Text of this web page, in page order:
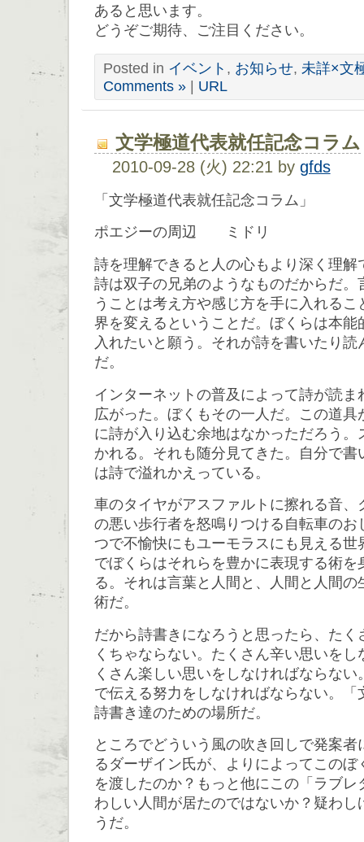
あると思います。
どうぞご期待、ご注目ください。
Posted in イベント , お知らせ, 未詳×文
Comments »
URL
文学極道代表就任記念コラム
2010-09-28 (火) 22:21 by gfds
「文学極道代表就任記念コラム」
ポエジーの周辺 ミドリ
詩を理解できると人の心もより深く理解
詩は双子の兄弟のようなものだからだ。
うことは考え方や感じ方を手に入れる
界を変えるということだ。ぼくらは本能
入れたいと願う。それが詩を書いたり
だ。
インターネットの普及によって詩が読
広がった。ぼくもその一人だ。この道
に詩が入り込む余地はなかっただろう。
かれる。それも随分見てきた。自分で書
は詩で溢れかえっている。
車のタイヤがアスファルトに擦れる音、
の悪い歩行者を怒鳴りつける自転車のお
つで不愉快にもユーモラスにも見える世
でぼくらはそれらを豊かに表現する術を
る。それは言葉と人間と、人間と人間
術だ。
だから詩書きになろうと思ったら、たく
くちゃならない。たくさん辛い思いを
くさん楽しい思いをしなければならな
で伝える努力をしなければならない。「
詩書き達のための場所だ。
ところでどういう風の吹き回しで発案
るダーザイン氏が、よりによってこの
を渡したのか？もっと他にこの「ラブ
わしい人間が居たのではないか？疑わし
うだ。